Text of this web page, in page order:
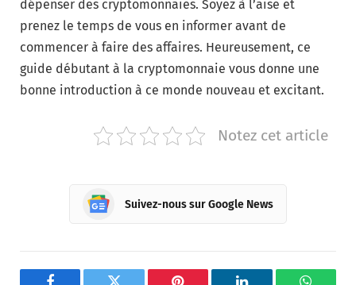
dépenser des cryptomonnaies. Soyez à l’aise et
prenez le temps de vous en informer avant de
commencer à faire des affaires. Heureusement, ce
guide débutant à la cryptomonnaie vous donne une
bonne introduction à ce monde nouveau et excitant.
Notez cet article
Suivez-nous sur Google News